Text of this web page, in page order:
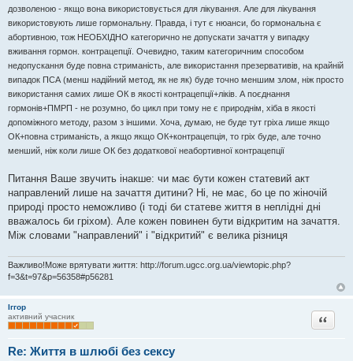
дозволеною - якщо вона використовується для лікування. Але для лікування
використовують лише гормональну. Правда, і тут є нюанси, бо гормональна є
абортивною, тож НЕОБХІДНО категорично не допускати зачаття у випадку
вживання гормон. контрацепції. Очевидно, таким категоричним способом
недопускання буде повна стриманість, але використання презервативів, на крайній
випадок ПСА (менш надійний метод, як не як) буде точно меншим злом, ніж просто
використання самих лише ОК в якості контрацепції+ліків. А поєднання
гормонів+ПМРП - не розумно, бо цикл при тому не є природнім, хіба в якості
допоміжного методу, разом з іншими. Хоча, думаю, не буде тут гріха лише якщо
ОК+повна стриманість, а якщо якщо ОК+контрацепція, то гріх буде, але точно
менший, ніж коли лише ОК без додаткової неабортивної контрацепції
Питання Ваше звучить інакше: чи має бути кожен статевий акт
направлений лише на зачаття дитини? Ні, не має, бо це по жіночій
природі просто неможливо (і тоді би статеве життя в неплідні дні
вважалось би гріхом). Але кожен повинен бути відкритим на зачаття.
Між словами "направлений" і "відкритий" є велика різниця
Важливо!Може врятувати життя: http://forum.ugcc.org.ua/viewtopic.php?
f=3&t=97&p=56358#p56281
Іггор
активний учасник
Re: Життя в шлюбі без сексу
Цитата